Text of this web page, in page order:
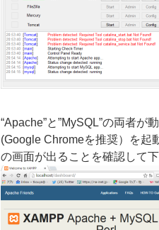
“Apache”と”MySQL”の両者
(Google Chromeを推奨）を起
の画面が出ることを確認して下